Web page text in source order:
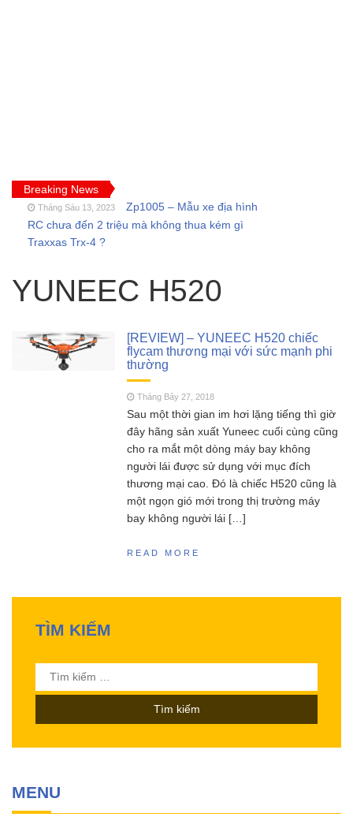
Breaking News
Tháng Sáu 13, 2023
Zp1005 – Mẫu xe địa hình
RC chưa đến 2 triệu mà không thua kém gì
Traxxas Trx-4 ?
thường gặp của tàu thuyền rc điều khiển từ xa
Feilun
FT011 có còn đáng mua khi SR65 đã quá bá
đạo?
Tháng Năm 13, 2023
SCY 16303 – Đúng nhận
sai cãi liệu có nên mua siêu phẩm xe drift
MJX Hyper go 16207 –
Siêu phẩm không đối thủ trong phân khúc 2
Đồ chơi RC HOBBY –
Chia sẻ kinh nghiệm toàn tập cho người mới
chơi mô hình điều khiển từ xa!
YUNEEC H520
[REVIEW] – YUNEEC H520 chiếc
flycam thương mại với sức mạnh phi
thường
Tháng Bảy 27, 2018
Sau một thời gian im hơi lặng tiếng thì giờ
đây hãng sản xuất Yuneec cuối cùng cũng
cho ra mắt một dòng máy bay không
người lái được sử dụng với mục đích
thương mại cao. Đó là chiếc H520 cũng là
một ngọn gió mới trong thị trường máy
bay không người lái […]
READ MORE
TÌM KIẾM
Tìm
kiếm
MENU